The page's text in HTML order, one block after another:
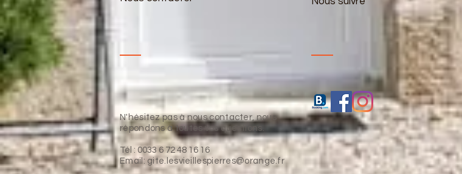
N'hésitez pas à nous contacter, nous
répondons à toutes vos questions.
Tél : 0033 6 72 48 16 16
Email: gite.lesvieillespierres@orange.fr